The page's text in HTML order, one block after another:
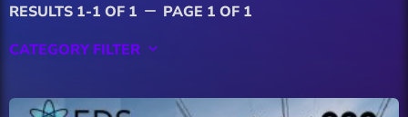
RESULTS 1-1 OF 1 remove PAGE 1 OF 1
CATEGORY FILTER keyboard_arrow_down